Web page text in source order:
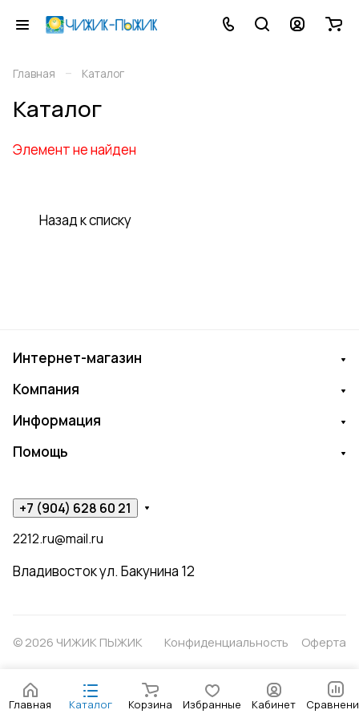
Главная – Каталог
Каталог
Элемент не найден
Назад к списку
Главная Каталог Корзина Избранные Кабинет
Интернет-магазин
Компания
Информация
Помощь
+7 (904) 628 60 21
2212.ru@mail.ru
Владивосток ул. Бакунина 12
© 2026 ЧИЖИК ПЫЖИК Конфиденциальность Оферта